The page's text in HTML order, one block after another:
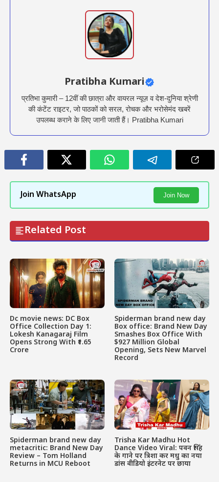
Pratibha Kumari
प्रतिभा कुमारी – 12वीं की छात्रा और वायरल न्यूज़ व देश-दुनिया श्रेणी
की कंटेंट राइटर, जो पाठकों को सरल, रोचक और भरोसेमंद खबरें
उपलब्ध कराने के लिए जानी जाती हैं। Pratibha Kumari
Join WhatsApp Join Now
Related Post
Dc movie news: DC Box
Office Collection Day 1:
Lokesh Kanagaraj Film
Opens Strong With ₹1.65
Crore
Spiderman brand new day
Box office: Brand New Day
Smashes Box Office With
$927 Million Global
Opening, Sets New Marvel
Record
Spiderman brand new day
metacritic: Brand New Day
Review – Tom Holland
Returns in MCU Reboot
Trisha Kar Madhu Hot
Dance Video Viral: पवन सिंह
के गाने पर त्रिशा कर मधु का नया
डांस वीडियो इंटरनेट पर छाया